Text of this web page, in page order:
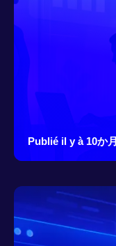
Publié il y à 10か月